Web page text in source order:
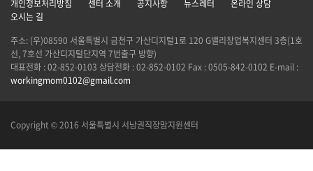
개인정보처리방침 센터 소개 공지사항 뉴스레터
온라인 상담
오시는 길
주소: (우)08590 서울특별시 금천구 가산디지털1로 120 G밸리창업복지센터 3층(1호
선, 7호선 가산디지털단지역 7번출구 방향)
대표전화 : 02-852-0103 상담전화 : 02-852-0102 Fax : 0505-842-0102 E-mail :
workingmom0102@gmail.com
Copyright © 2016 서울특별시 서남권직장맘지원센터